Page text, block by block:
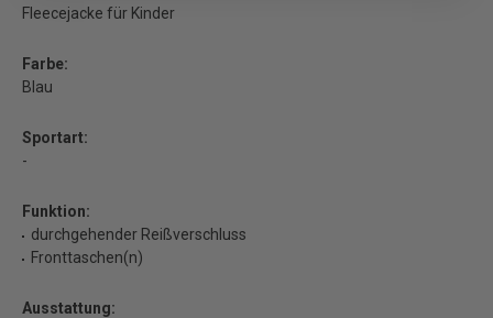
Fleecejacke für Kinder
Farbe:
Blau
Sportart:
-
Funktion:
durchgehender Reißverschluss
Fronttaschen(n)
Ausstattung: